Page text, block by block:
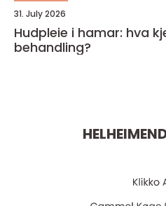
31. July 2026
Hudpleie i hamar: hva
behandling?